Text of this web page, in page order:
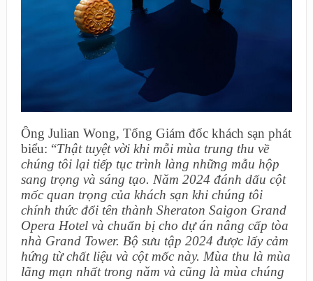
Ông Julian Wong, Tổng Giám đốc khách sạn phát
biểu: “Thật tuyệt vời khi mỗi mùa trung thu về
chúng tôi lại tiếp tục trình làng những mẫu hộp
sang trọng và sáng tạo. Năm 2024 đánh dấu cột
mốc quan trọng của khách sạn khi chúng tôi
chính thức đổi tên thành Sheraton Saigon Grand
Opera Hotel và chuẩn bị cho dự án nâng cấp tòa
nhà Grand Tower. Bộ sưu tập 2024 được lấy cảm
hứng từ chất liệu và cột mốc này. Mùa thu là mùa
lãng mạn nhất trong năm và cũng là mùa chúng